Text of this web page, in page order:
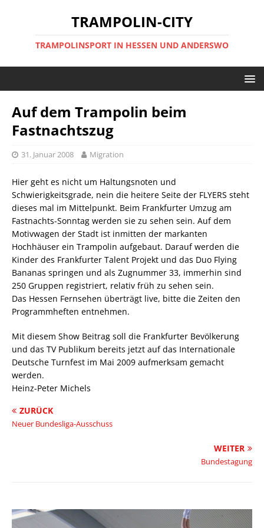
TRAMPOLIN-CITY
TRAMPOLINSPORT IN HESSEN UND ANDERSWO
Auf dem Trampolin beim
Fastnachtszug
31. Januar 2008 Migration
Hier geht es nicht um Haltungsnoten und
Schwierigkeitsgrade, nein die heitere Seite der FLYERS steht
dieses mal im Mittelpunkt. Beim Frankfurter Umzug am
Fastnachts-Sonntag werden sie zu sehen sein. Auf dem
Motivwagen der Stadt ist inmitten der markanten
Hochhäuser ein Trampolin aufgebaut. Darauf werden die
Kinder des Frankfurter Talent Projekt und das Duo Flying
Bananas springen und als Zugnummer 33, immerhin sind
250 Gruppen registriert, relativ früh zu sehen sein.
Das Hessen Fernsehen überträgt live, bitte die Zeiten den
Programmheften entnehmen.
Mit diesem Show Beitrag soll die Frankfurter Bevölkerung
und das TV Publikum bereits jetzt auf das Internationale
Deutsche Turnfest im Mai 2009 aufmerksam gemacht
werden.
Heinz-Peter Michels
ZURÜCK
Neuer Bundesliga-Ausschuss
WEITER
Bundestagung